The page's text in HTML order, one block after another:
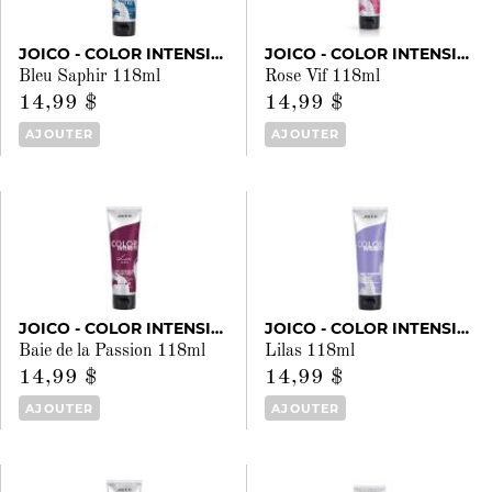
JOICO - COLOR INTENSITY
Bleu Saphir 118ml
14,99 $
AJOUTER
JOICO - COLOR INTENSITY
Rose Vif 118ml
14,99 $
AJOUTER
JOICO - COLOR INTENSITY
Baie de la Passion 118ml
14,99 $
AJOUTER
JOICO - COLOR INTENSITY
Lilas 118ml
14,99 $
AJOUTER